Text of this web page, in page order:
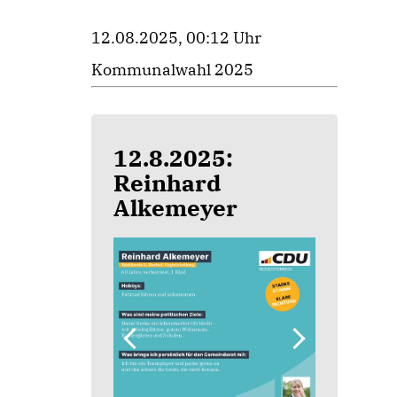
12.08.2025, 00:12 Uhr
Kommunalwahl 2025
12.8.2025:
Reinhard
Alkemeyer